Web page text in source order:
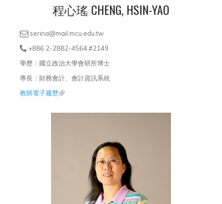
程心瑤 CHENG, HSIN-YAO
serina@mail.mcu.edu.tw
+886 2-2882-4564 #2149
學歷：國立政治大學會研所博士
專長：財務會計、會計資訊系統
教師電子履歷(link is external)